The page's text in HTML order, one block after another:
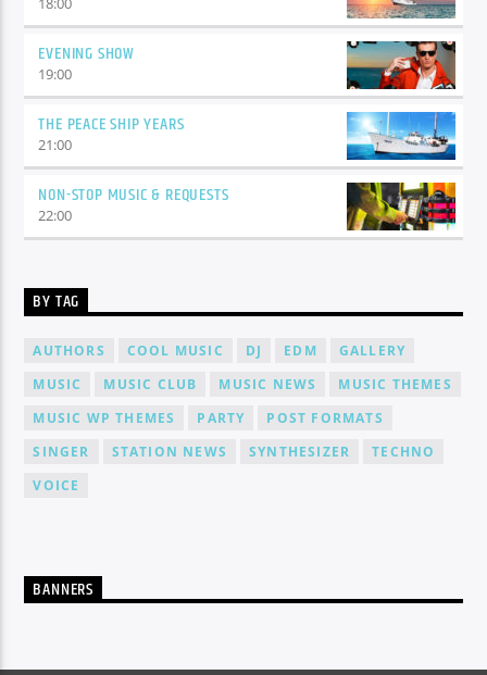
EVENING SHOW
19:00
THE PEACE SHIP YEARS
21:00
NON-STOP MUSIC & REQUESTS
22:00
BY TAG
AUTHORS COOL MUSIC DJ EDM
GALLERY
MUSIC
MUSIC CLUB MUSIC NEWS
MUSIC THEMES
MUSIC WP THEMES
PARTY
POST FORMATS
SINGER
STATION NEWS SYNTHESIZER
TECHNO
VOICE
BANNERS